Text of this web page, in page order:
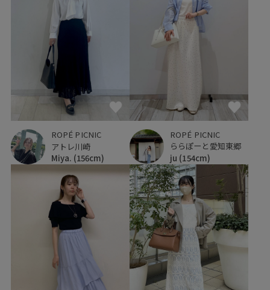
ROPÉ PICNIC
アトレ川崎
Miya. (156cm)
ROPÉ PICNIC
ららぽーと愛知東郷
ju (154cm)